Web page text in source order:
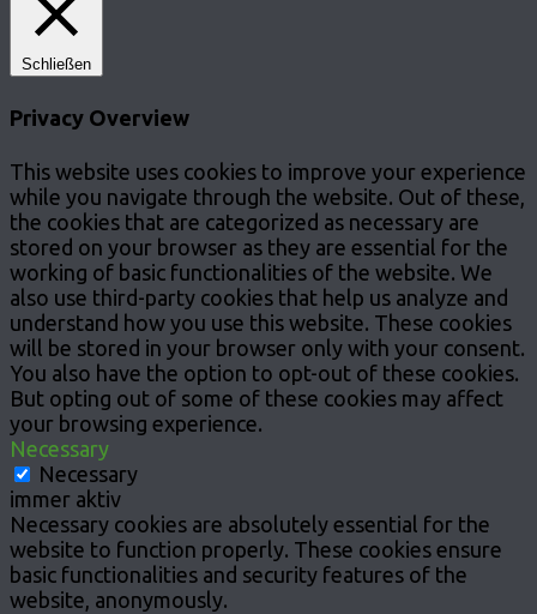
Schließen
Privacy Overview
This website uses cookies to improve your experience
while you navigate through the website. Out of these,
the cookies that are categorized as necessary are
stored on your browser as they are essential for the
working of basic functionalities of the website. We
also use third-party cookies that help us analyze and
understand how you use this website. These cookies
will be stored in your browser only with your consent.
You also have the option to opt-out of these cookies.
But opting out of some of these cookies may affect
your browsing experience.
Necessary
Necessary
immer aktiv
Necessary cookies are absolutely essential for the
website to function properly. These cookies ensure
basic functionalities and security features of the
website, anonymously.